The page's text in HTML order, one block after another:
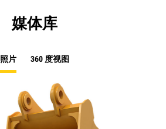
媒体库
照片 360 度视图